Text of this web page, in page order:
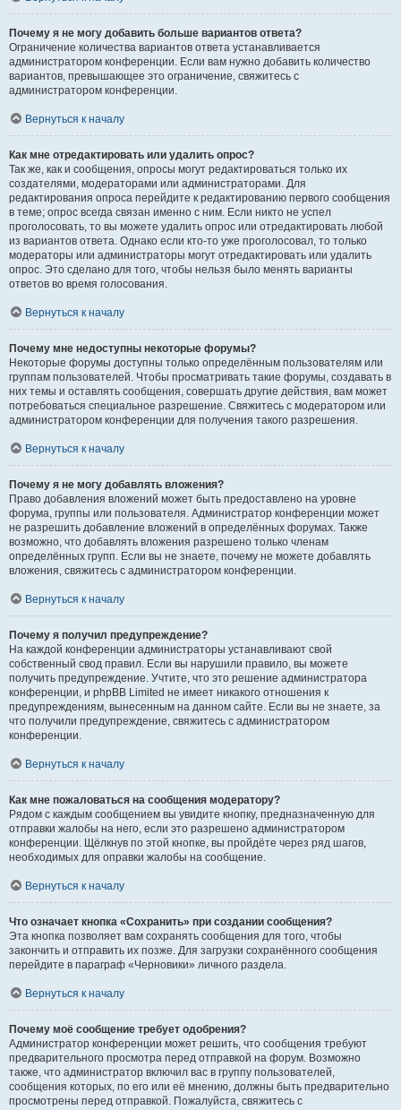
Почему я не могу добавить больше вариантов ответа?
Ограничение количества вариантов ответа устанавливается
администратором конференции. Если вам нужно добавить количество
вариантов, превышающее это ограничение, свяжитесь с
администратором конференции.
Вернуться к началу
Как мне отредактировать или удалить опрос?
Так же, как и сообщения, опросы могут редактироваться только их
создателями, модераторами или администраторами. Для
редактирования опроса перейдите к редактированию первого сообщения
в теме; опрос всегда связан именно с ним. Если никто не успел
проголосовать, то вы можете удалить опрос или отредактировать любой
из вариантов ответа. Однако если кто-то уже проголосовал, то только
модераторы или администраторы могут отредактировать или удалить
опрос. Это сделано для того, чтобы нельзя было менять варианты
ответов во время голосования.
Вернуться к началу
Почему мне недоступны некоторые форумы?
Некоторые форумы доступны только определённым пользователям или
группам пользователей. Чтобы просматривать такие форумы, создавать в
них темы и оставлять сообщения, совершать другие действия, вам может
потребоваться специальное разрешение. Свяжитесь с модератором или
администратором конференции для получения такого разрешения.
Вернуться к началу
Почему я не могу добавлять вложения?
Право добавления вложений может быть предоставлено на уровне
форума, группы или пользователя. Администратор конференции может
не разрешить добавление вложений в определённых форумах. Также
возможно, что добавлять вложения разрешено только членам
определённых групп. Если вы не знаете, почему не можете добавлять
вложения, свяжитесь с администратором конференции.
Вернуться к началу
Почему я получил предупреждение?
На каждой конференции администраторы устанавливают свой
собственный свод правил. Если вы нарушили правило, вы можете
получить предупреждение. Учтите, что это решение администратора
конференции, и phpBB Limited не имеет никакого отношения к
предупреждениям, вынесенным на данном сайте. Если вы не знаете, за
что получили предупреждение, свяжитесь с администратором
конференции.
Вернуться к началу
Как мне пожаловаться на сообщения модератору?
Рядом с каждым сообщением вы увидите кнопку, предназначенную для
отправки жалобы на него, если это разрешено администратором
конференции. Щёлкнув по этой кнопке, вы пройдёте через ряд шагов,
необходимых для оправки жалобы на сообщение.
Вернуться к началу
Что означает кнопка «Сохранить» при создании сообщения?
Эта кнопка позволяет вам сохранять сообщения для того, чтобы
закончить и отправить их позже. Для загрузки сохранённого сообщения
перейдите в параграф «Черновики» личного раздела.
Вернуться к началу
Почему моё сообщение требует одобрения?
Администратор конференции может решить, что сообщения требуют
предварительного просмотра перед отправкой на форум. Возможно
также, что администратор включил вас в группу пользователей,
сообщения которых, по его или её мнению, должны быть предварительно
просмотрены перед отправкой. Пожалуйста, свяжитесь с